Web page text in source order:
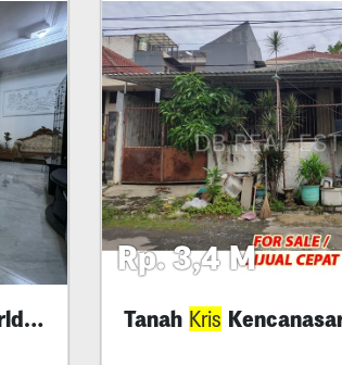
Rumah Belakang Ciputra World Mall
Rp. 3,4 M
Tanah Kris Kencanasari